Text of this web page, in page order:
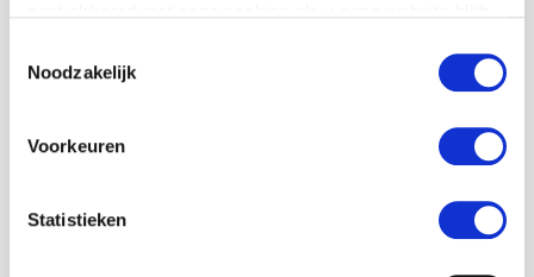
Noodzakelijk
Voorkeuren
Statistieken
"*" geeft vereiste velden aan
Deze is te verkrijgen bij de MaS coördinator van